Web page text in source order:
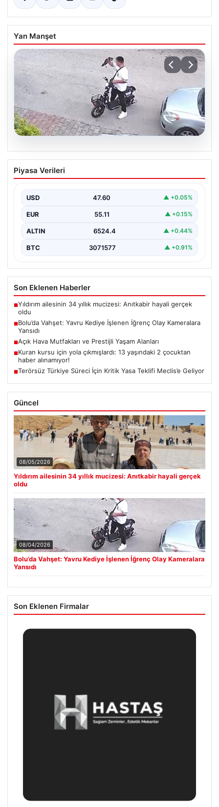
Yan Manşet
Bolu’da Vahşet: Yavru Kediye İşlenen
İğrenç Olay Kameralara Yansıdı
günlerde meydana gelen korkutucu olay, bölgedeki
sakinleri derinden sarstı. Elektrikli…
Piyasa Verileri
USD 47.60 ▲ +0.05%
EUR 55.11 ▲ +0.15%
ALTIN 6524.4 ▲ +0.44%
BTC 3071577 ▲ +0.91%
Son Eklenen Haberler
■Yıldırım ailesinin 34 yıllık mucizesi: Anıtkabir hayali gerçek
oldu
■Bolu’da Vahşet: Yavru Kediye İşlenen İğrenç Olay Kameralara
Yansıdı
■Açık Hava Mutfakları ve Prestijli Yaşam Alanları
■Kuran kursu için yola çıkmışlardı: 13 yaşındaki 2 çocuktan
haber alınamıyor!
■Terörsüz Türkiye Süreci İçin Kritik Yasa Teklifi Meclis’e Geliyor
Güncel
08/05/2026
Yıldırım ailesinin 34 yıllık mucizesi: Anıtkabir hayali gerçek
oldu
08/04/2026
Bolu’da Vahşet: Yavru Kediye İşlenen İğrenç Olay Kameralara
Yansıdı
Son Eklenen Firmalar